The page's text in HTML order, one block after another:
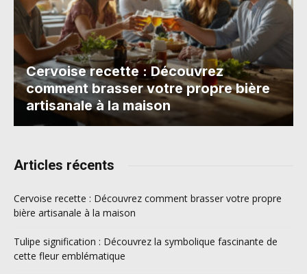
Cervoise recette : Découvrez
comment brasser votre propre bière
artisanale à la maison
Articles récents
Cervoise recette : Découvrez comment brasser votre propre
bière artisanale à la maison
Tulipe signification : Découvrez la symbolique fascinante de
cette fleur emblématique